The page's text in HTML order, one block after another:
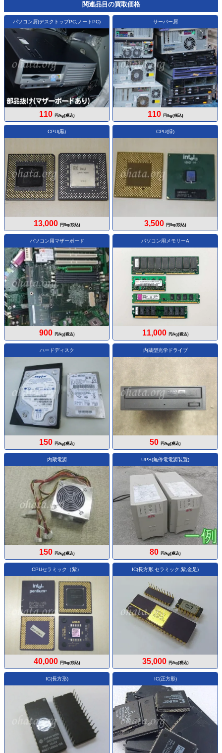
関連品目の買取価格
パソコン屑(デスクトップPC,ノートPC)
110 円/kg(税込)
サーバー屑
110 円/kg(税込)
CPU(黒)
13,000 円/kg(税込)
CPU(緑)
3,500 円/kg(税込)
パソコン用マザーボード
900 円/kg(税込)
パソコン用メモリーA
11,000 円/kg(税込)
ハードディスク
150 円/kg(税込)
内蔵型光学ドライブ
50 円/kg(税込)
内蔵電源
150 円/kg(税込)
UPS(無停電電源装置)
80 円/kg(税込)
CPUセラミック（紫）
40,000 円/kg(税込)
IC(長方形,セラミック,紫,金足)
35,000 円/kg(税込)
IC(長方形) IC(正方形)